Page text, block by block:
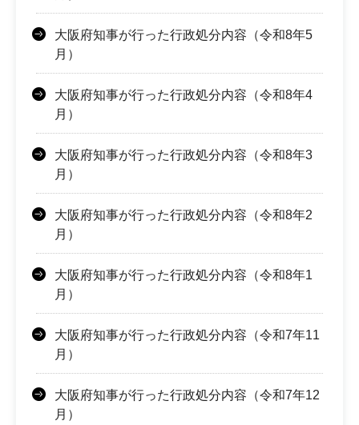
大阪府知事が行った行政処分内容（令和8年5
月）
大阪府知事が行った行政処分内容（令和8年4
月）
大阪府知事が行った行政処分内容（令和8年3
月）
大阪府知事が行った行政処分内容（令和8年2
月）
大阪府知事が行った行政処分内容（令和8年1
月）
大阪府知事が行った行政処分内容（令和7年11
月）
大阪府知事が行った行政処分内容（令和7年12
月）